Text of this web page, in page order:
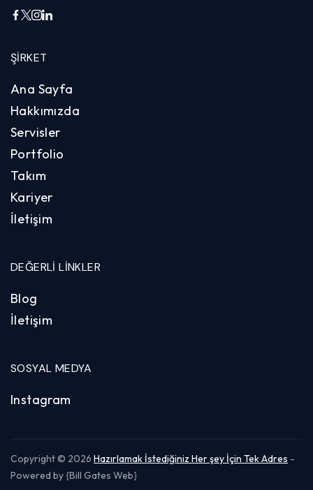
ŞIRKET
Ana Sayfa
Hakkımızda
Servisler
Portfolio
Takım
Kariyer
İletişim
DEĞERLI LINKLER
Blog
İletişim
SOSYAL MEDYA
Instagram
Copyright © 2026 Hazırlamak İstediğiniz Her şey İçin Tek Adres -
Powered by {Bill Gates Web}